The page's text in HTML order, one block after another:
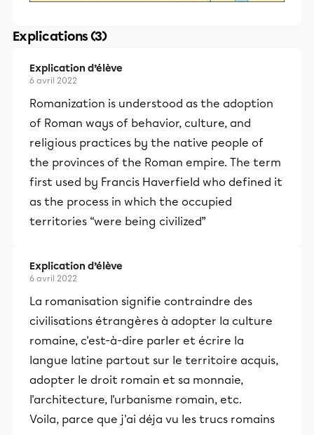
Explications (3)
Explication d’élève
6 avril 2022
Romanization is understood as the adoption
of Roman ways of behavior, culture, and
religious practices by the native people of
the provinces of the Roman empire. The term
first used by Francis Haverfield who defined it
as the process in which the occupied
territories “were being civilized”
Explication d’élève
6 avril 2022
La romanisation signifie contraindre des
civilisations étrangères à adopter la culture
romaine, c'est-à-dire parler et écrire la
langue latine partout sur le territoire acquis,
adopter le droit romain et sa monnaie,
l'architecture, l'urbanisme romain, etc.
Voila, parce que j'ai déja vu les trucs romains